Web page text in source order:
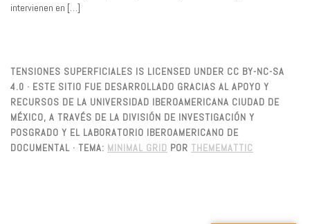
intervienen en […]
TENSIONES SUPERFICIALES IS LICENSED UNDER CC BY-NC-SA
4.0 · ESTE SITIO FUE DESARROLLADO GRACIAS AL APOYO Y
RECURSOS DE LA UNIVERSIDAD IBEROAMERICANA CIUDAD DE
MÉXICO, A TRAVÉS DE LA DIVISIÓN DE INVESTIGACIÓN Y
POSGRADO Y EL LABORATORIO IBEROAMERICANO DE
DOCUMENTAL · TEMA: MINIMAL GRID POR THEMEMATTIC